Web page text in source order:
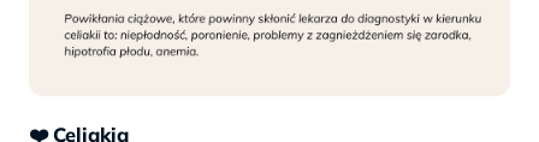
❤️Celiakia